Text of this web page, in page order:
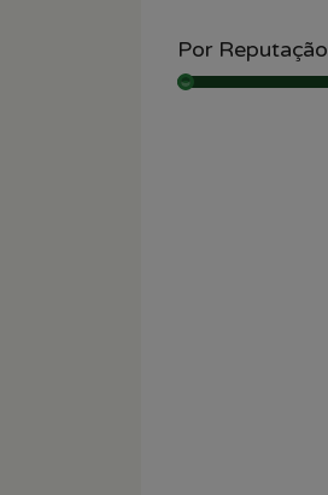
Por Reputação